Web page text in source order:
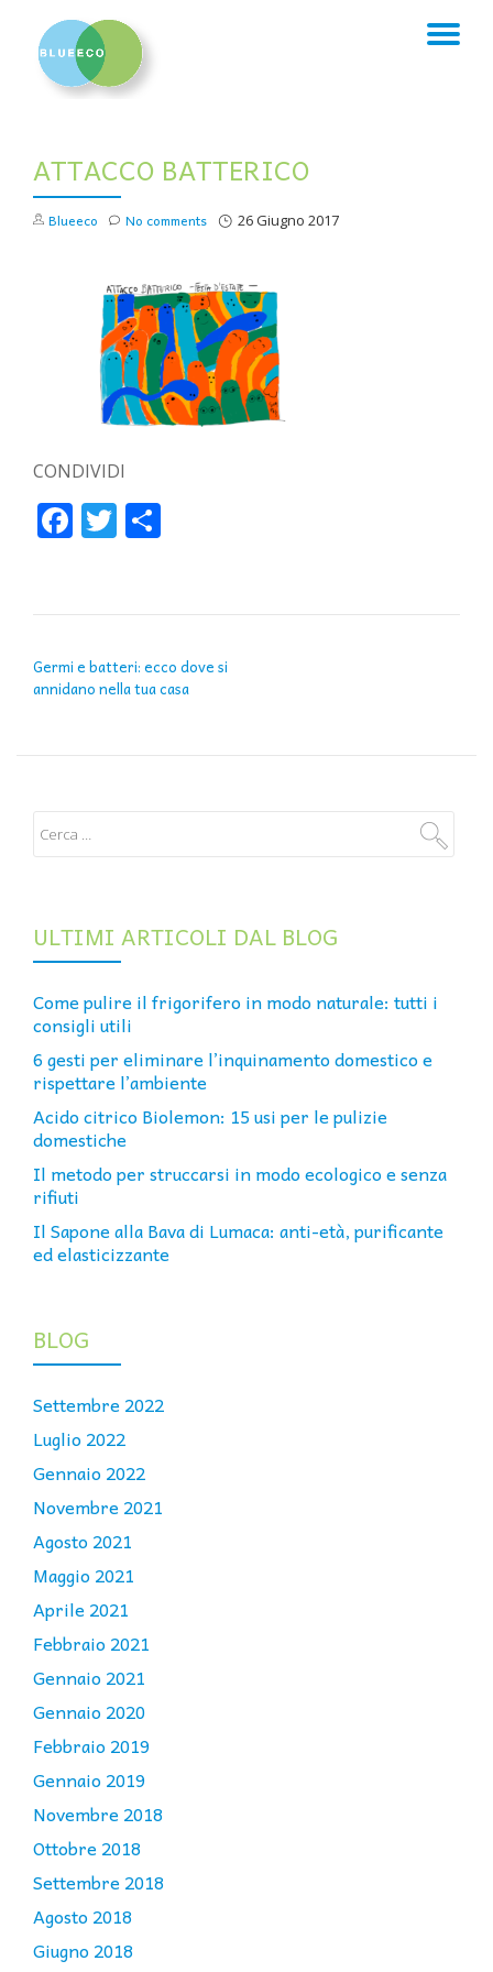
ATTACCO BATTERICO
Blueeco 26 Giugno 2017
No comments
CONDIVIDI
FacebookTwitter
Germi e batteri: ecco dove si
annidano nella tua casa
ULTIMI ARTICOLI DAL BLOG
Come pulire il frigorifero in modo naturale: tutti i
consigli utili
6 gesti per eliminare l’inquinamento domestico e
rispettare l’ambiente
Acido citrico Biolemon: 15 usi per le pulizie
domestiche
Il metodo per struccarsi in modo ecologico e senza
rifiuti
Il Sapone alla Bava di Lumaca: anti-età, purificante
ed elasticizzante
BLOG
Settembre 2022
Luglio 2022
Gennaio 2022
Novembre 2021
Agosto 2021
Maggio 2021
Aprile 2021
Febbraio 2021
Gennaio 2021
Gennaio 2020
Febbraio 2019
Gennaio 2019
Novembre 2018
Ottobre 2018
Settembre 2018
Agosto 2018
Giugno 2018